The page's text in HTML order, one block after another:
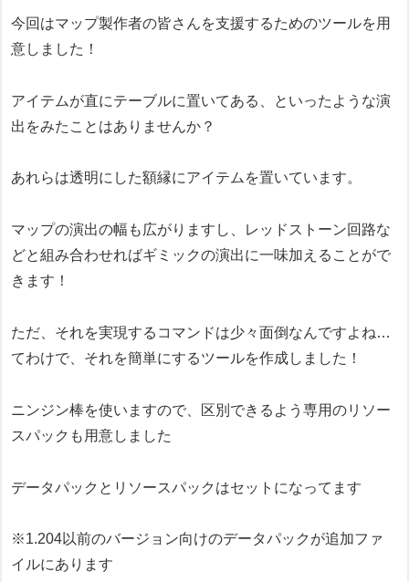
今回はマップ製作者の皆さんを支援するためのツールを用
意しました！
アイテムが直にテーブルに置いてある、といったような演
出をみたことはありませんか？
あれらは透明にした額縁にアイテムを置いています。
マップの演出の幅も広がりますし、レッドストーン回路な
どと組み合わせればギミックの演出に一味加えることがで
きます！
ただ、それを実現するコマンドは少々面倒なんですよね…
てわけで、それを簡単にするツールを作成しました！
ニンジン棒を使いますので、区別できるよう専用のリソー
スパックも用意しました
データパックとリソースパックはセットになってます
※1.204以前のバージョン向けのデータパックが追加ファ
イルにあります